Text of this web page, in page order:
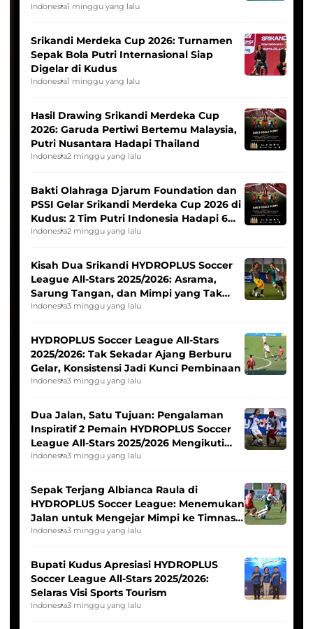
League
Indonesia1 minggu yang lalu
Srikandi Merdeka Cup 2026: Turnamen
Sepak Bola Putri Internasional Siap
Digelar di Kudus
Indonesia1 minggu yang lalu
Hasil Drawing Srikandi Merdeka Cup
2026: Garuda Pertiwi Bertemu Malaysia,
Putri Nusantara Hadapi Thailand
Indonesia2 minggu yang lalu
Bakti Olahraga Djarum Foundation dan
PSSI Gelar Srikandi Merdeka Cup 2026 di
Kudus: 2 Tim Putri Indonesia Hadapi 6
Tim Asia
Indonesia2 minggu yang lalu
Kisah Dua Srikandi HYDROPLUS Soccer
League All-Stars 2025/2026: Asrama,
Sarung Tangan, dan Mimpi yang Tak
Pernah Padam
Indonesia3 minggu yang lalu
HYDROPLUS Soccer League All-Stars
2025/2026: Tak Sekadar Ajang Berburu
Gelar, Konsistensi Jadi Kunci Pembinaan
Indonesia3 minggu yang lalu
Dua Jalan, Satu Tujuan: Pengalaman
Inspiratif 2 Pemain HYDROPLUS Soccer
League All-Stars 2025/2026 Mengikuti
Seleksi Timnas Indonesia Putri
Indonesia3 minggu yang lalu
Sepak Terjang Albianca Raula di
HYDROPLUS Soccer League: Menemukan
Jalan untuk Mengejar Mimpi ke Timnas
Indonesia Putri
Indonesia3 minggu yang lalu
Bupati Kudus Apresiasi HYDROPLUS
Soccer League All-Stars 2025/2026:
Selaras Visi Sports Tourism
Indonesia3 minggu yang lalu